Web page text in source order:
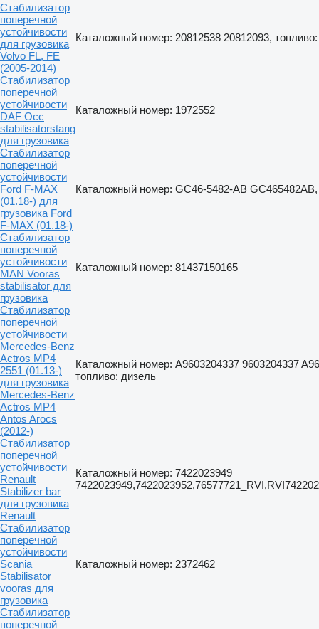
Стабилизатор
поперечной
устойчивости
для грузовика
Volvo FL, FE
(2005-2014)
Каталожный номер: 20812538 20812093,
Стабилизатор
поперечной
устойчивости
DAF Occ
stabilisatorstang
для грузовика
Каталожный номер: 1972552
Стабилизатор
поперечной
устойчивости
Ford F-MAX
(01.18-) для
грузовика Ford
F-MAX (01.18-)
Каталожный номер: GC46-5482-AB
Стабилизатор
поперечной
устойчивости
MAN Vooras
stabilisator для
грузовика
Каталожный номер: 81437150165
Стабилизатор
поперечной
устойчивости
Mercedes-Benz
Actros MP4
2551 (01.13-)
для грузовика
Mercedes-Benz
Actros MP4
Antos Arocs
(2012-)
Каталожный номер: A9603204337 9603204337
топливо: дизель
Стабилизатор
поперечной
устойчивости
Renault
Stabilizer bar
для грузовика
Renault
Каталожный номер: 7422023949
Стабилизатор
поперечной
устойчивости
Scania
Stabilisator
vooras для
грузовика
Каталожный номер: 2372462
Стабилизатор
поперечной